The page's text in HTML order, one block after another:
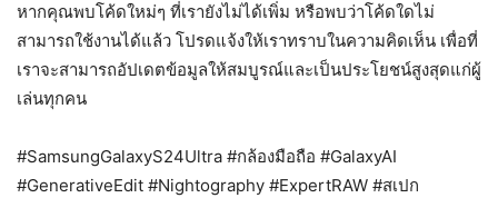
หากคุณพบโค้ดใหม่ๆ ที่เรายังไม่ได้เพิ่ม หรือพบว่าโค้ดใดไม่
สามารถใช้งานได้แล้ว โปรดแจ้งให้เราทราบในความคิดเห็น เพื่อที่
เราจะสามารถอัปเดตข้อมูลให้สมบูรณ์และเป็นประโยชน์สูงสุดแก่ผู้
เล่นทุกคน
#SamsungGalaxyS24Ultra #กล้องมือถือ #GalaxyAI
#GenerativeEdit #Nightography #ExpertRAW #สเปก